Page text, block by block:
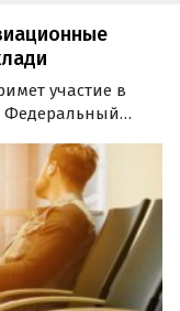
участие в
Федеральный